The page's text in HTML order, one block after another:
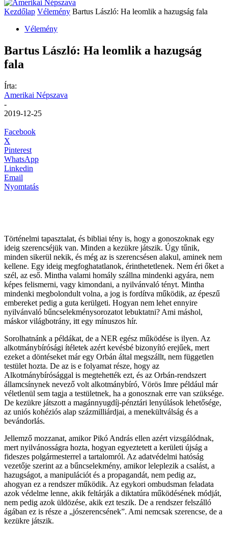
Kezdőlap Vélemény Bartus László: Ha leomlik a hazugság fala
Vélemény
Bartus László: Ha leomlik a hazugság
fala
Írta:
Amerikai Népszava
-
2019-12-25
Facebook
X
Pinterest
WhatsApp
Linkedin
Email
Nyomtatás
Történelmi tapasztalat, és bibliai tény is, hogy a gonoszoknak egy
ideig szerencséjük van. Minden a kezükre játszik. Úgy tűnik,
minden sikerül nekik, és még az is szerencsésen alakul, aminek nem
kellene. Egy ideig megfoghatatlanok, érinthetetlenek. Nem éri őket a
szél, az eső. Mintha valami homály szállna mindenki agyára, nem
képes felismerni, vagy kimondani, a nyilvánvaló tényt. Mintha
mindenki megbolondult volna, a jog is fordítva működik, az épeszű
embereket pedig a guta kerülgeti. Hogyan nem lehet ennyire
nyilvánvaló bűncselekménysorozatot lebuktatni? Ami máshol,
máskor világbotrány, itt egy mínuszos hír.
Sorolhatnánk a példákat, de a NER egész működése is ilyen. Az
alkotmánybírósági ítéletek azért kevésbé bizonyító erejűek, mert
ezeket a döntéseket már egy Orbán által megszállt, nem független
testület hozta. De az is e folyamat része, hogy az
Alkotmánybírósággal is megtehették ezt, és az Orbán-rendszert
államcsínynek nevező volt alkotmánybíró, Vörös Imre például már
véletlenül sem tagja a testületnek, ha a gonosznak erre van szüksége.
De kezükre játszott a magánnyugdíj-pénztári lenyúlások lehetősége,
az uniós kohéziós alap százmilliárdjai, a menekültválság és a
bevándorlás.
Jellemző mozzanat, amikor Pikó András ellen azért vizsgálódnak,
mert nyilvánosságra hozta, hogyan egyeztetett a kerületi újság a
fideszes polgármesterrel a tartalomról. Az adatvédelmi hatóság
vezetője szerint az a bűncselekmény, amikor leleplezik a csalást, a
hazugságot, a manipulációt és a propagandát, nem pedig az,
ahogyan ez a rendszer működik. Az egykori ombudsman feladata
azok védelme lenne, akik feltárják a diktatúra működésének módját,
nem pedig azok üldözése, akik ezt teszik. De a rendszer felszálló
ágában ez is része a „jószerencsének”. Ami nemcsak szerencse, de a
kezükre játszik.